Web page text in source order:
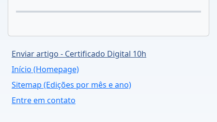
Enviar artigo - Certificado Digital 10h
Início (Homepage)
Sitemap (Edições por mês e ano)
Entre em contato